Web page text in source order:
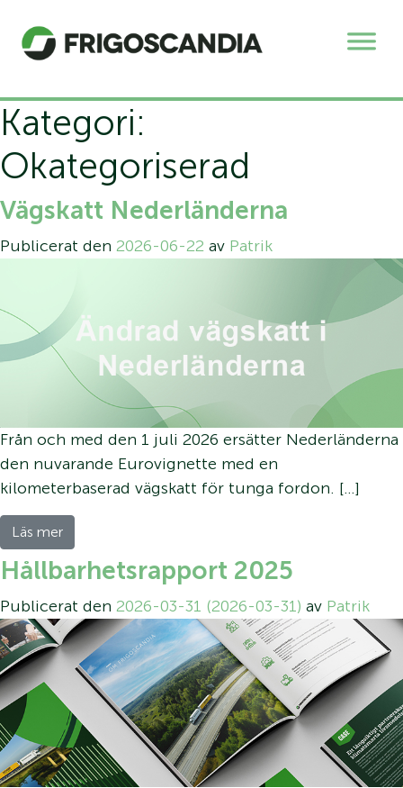
Kategori:
Okategoriserad
Vägskatt Nederländerna
Publicerat den 2026-06-22 av Patrik
Från och med den 1 juli 2026 ersätter Nederländerna
den nuvarande Eurovignette med en
kilometerbaserad vägskatt för tunga fordon. […]
Läs mer
Hållbarhetsrapport 2025
Publicerat den 2026-03-31 (2026-03-31) av Patrik